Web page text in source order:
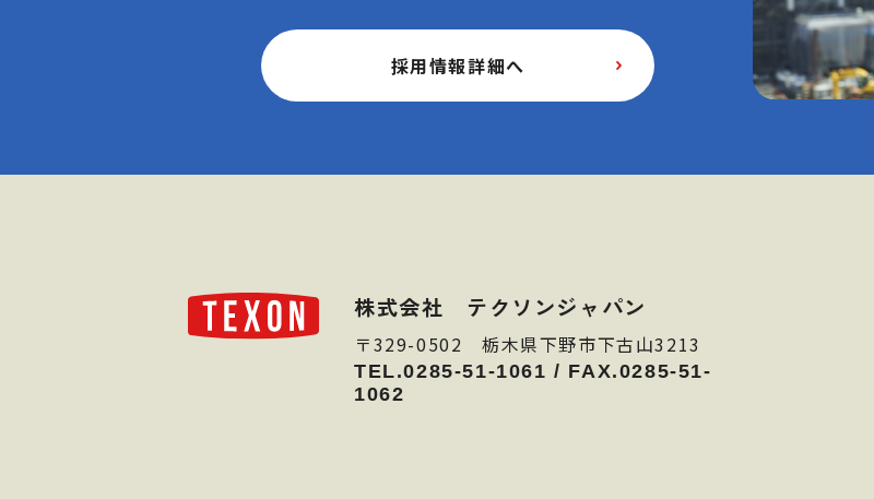
採用情報詳細へ
株式会社 テクソンジャパン
〒329-0502 栃木県下野市下古山3213
TEL.0285-51-1061 / FAX.0285-51-
1062